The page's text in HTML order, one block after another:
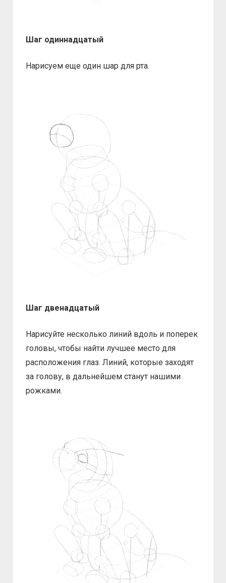
Шаг одиннадцатый
Нарисуем еще один шар для рта.
Шаг двенадцатый
Нарисуйте несколько линий вдоль и поперек
головы, чтобы найти лучшее место для
расположения глаз. Линий, которые заходят
за голову, в дальнейшем станут нашими
рожками.